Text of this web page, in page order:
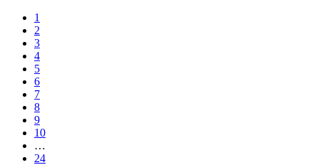
1
2
3
4
5
6
7
8
9
10
…
24